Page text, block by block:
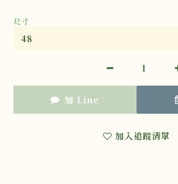
尺寸
加 Line
加入追蹤清單